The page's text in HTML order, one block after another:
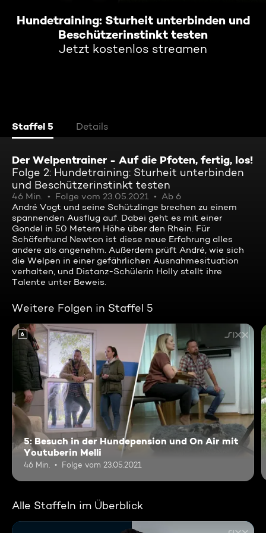
Hundetraining: Sturheit unterbinden und
Beschützerinstinkt testen
Jetzt kostenlos streamen
Staffel 5 Details
Der Welpentrainer - Auf die Pfoten, fertig, los!
Folge 2: Hundetraining: Sturheit unterbinden
und Beschützerinstinkt testen
46 Min. Folge vom 23.05.2021
Ab 6
André Vogt und seine Schützlinge brechen zu einem
spannenden Ausflug auf. Dabei geht es mit einer
Gondel in 50 Metern Höhe über den Rhein. Für
Schäferhund Newton ist diese neue Erfahrung alles
andere als angenehm. Außerdem prüft André, wie sich
die Welpen in einer gefährlichen Ausnahmesituation
verhalten, und Distanz-Schülerin Holly stellt ihre
Talente unter Beweis.
Weitere Folgen in Staffel 5
6
5: Besuch in der Hundepension und On Air mit
Youtuberin Melli
46 Min. Folge vom 23.05.2021
Alle Staffeln im Überblick